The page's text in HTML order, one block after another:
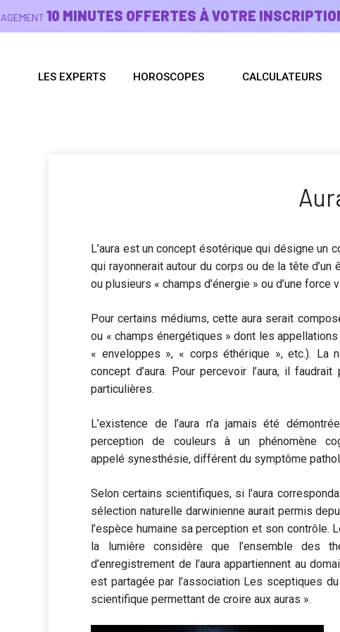
10 MINUTES OFFERTES À VOTRE
LES EXPERTS HOROSCOPES CALCULATEURS
L’aura est un concept ésotérique qui désigne un
qui rayonnerait autour du corps ou de la tête
ou plusieurs « champs d’énergie » ou d’une force
Pour certains médiums, cette aura serait
ou « champs énergétiques » dont les
« enveloppes », « corps éthérique », etc.). La
concept d’aura. Pour percevoir l’aura, il
particulières.
L’existence de l’aura n’a jamais été
perception de couleurs à un phénomène
appelé synesthésie, différent du symptôme
Selon certains scientifiques, si l’aura
sélection naturelle darwinienne aurait permis
l’espèce humaine sa perception et son
la lumière considère que l’ensemble des
d’enregistrement de l’aura appartiennent au
est partagée par l’association Les sceptiques
scientifique permettant de croire aux auras ».